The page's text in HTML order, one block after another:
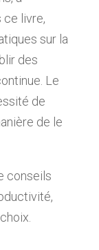
ce livre,
sur la
des
Le
de
de le
conseils